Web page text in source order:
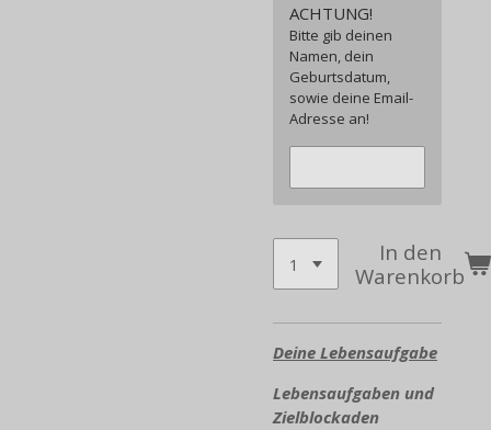
ACHTUNG!
Bitte gib deinen
Namen, dein
Geburtsdatum,
sowie deine Email-
Adresse an!
In den
Warenkorb
Deine Lebensaufgabe
Lebensaufgaben und
Zielblockaden